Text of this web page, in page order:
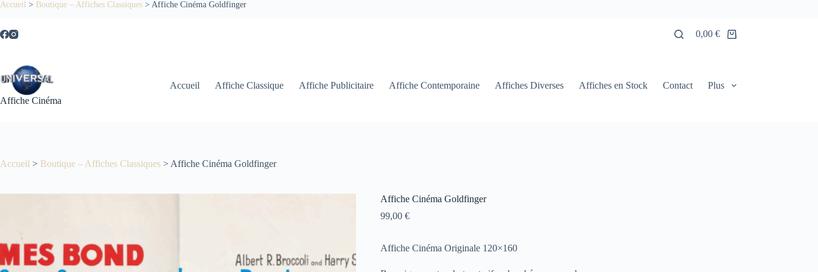
Passer
Accueil > Boutique – Affiches Classiques > Affiche Cinéma Goldfinger
Panier
0,00€
Affiche Cinéma
Accueil Affiche Classique Affiche Publicitaire Affiche Contemporaine Affiches Diverses Affiches en Stock Contact Plus
Accueil > Boutique – Affiches Classiques > Affiche Cinéma Goldfinger
Affiche Cinéma Goldfinger
99,00 €
Affiche Cinéma Originale 120×160